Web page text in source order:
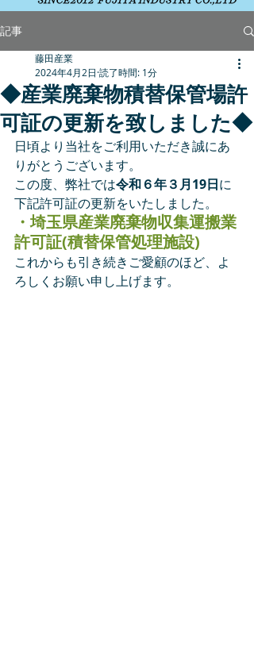
記事
◆産業廃棄物積替保管場許
可証の更新を致しました◆
藤田産業
2024年4月2日 読了時間: 1分
日頃より当社をご利用いただき誠にあ
りがとうございます。
この度、弊社では令和６年３月19日に
下記許可証の更新をいたしました。
・埼玉県産業廃棄物収集運搬業
許可証(積替保管処理施設)
これからも引き続きご愛顧のほど、よ
ろしくお願い申し上げます。